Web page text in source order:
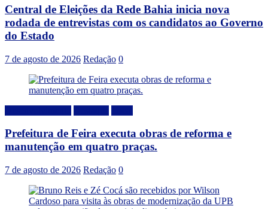
Central de Eleições da Rede Bahia inicia nova
rodada de entrevistas com os candidatos ao Governo
do Estado
7 de agosto de 2026 Redação 0
Prefeitura de Feira executa obras de reforma e
manutenção em quatro praças.
7 de agosto de 2026 Redação 0